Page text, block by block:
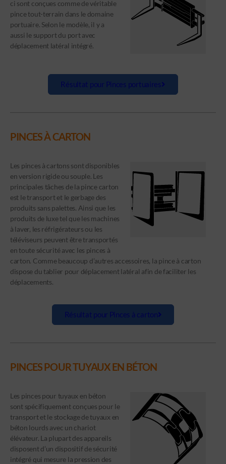
ci sont conçues comme de véritable
pince tout-terrain dans le domaine
portuaire. Selon le modèle, il y a
aussi le support du port avec
déplacement latéral intégré.
Résultat pour Pinces portuaires
PINCES À CARTON
Les pinces à cartons sont disponibles
en version rigide ou souple. Les
principales tâches de la pince carton
est le transport et le gerbage des
produits sans palettes. Ainsi que les
produits de luxe tel que les machines
à laver, les réfrigérateurs ou les
téléviseurs peuvent être transportés
en toute sécurité avec les pinces à
carton. Comme beaucoup d’autres accessoires, la pince à carton
dispose du tablier pour déplacement latéral afin de faciliter les
déplacements.
Résultat pour Pinces à carton
PINCES POUR TUYAUX EN BÉTON
Les pinces pour tuyaux en béton
sont spécifiquement conçues pour le
transport et le stockage de tuyaux en
béton lourds avec un chariot
élévateur. La plupart des appareils
disposent d’un dispositif de sécurité
intégré qui mesure la pression des